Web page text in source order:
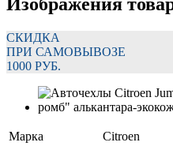
Изображения
СКИДКА
ПРИ САМОВЫВОЗЕ
1000 РУБ.
Марка
Citroen